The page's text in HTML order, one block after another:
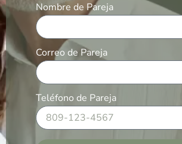
Nombre de Pareja
Correo de Pareja
Teléfono de Pareja